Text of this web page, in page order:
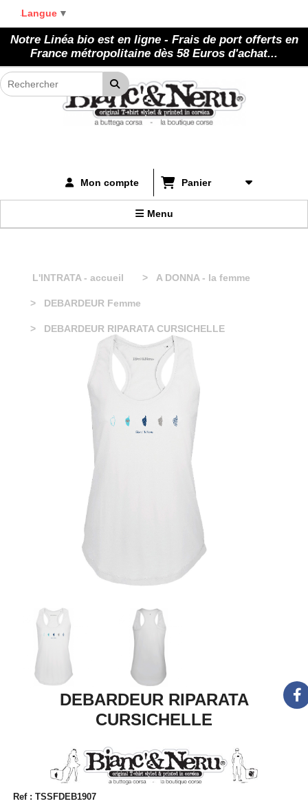
Notre Linéa bio est en ligne - Frais de port offerts en
France métropolitaine dès 58 Euros d'achat...
Mon compte Panier
Menu
L'INTRATA - accueil A DONNA - la femme
DEBARDEUR Femme
DEBARDEUR RIPARATA CURSICHELLE
DEBARDEUR RIPARATA
CURSICHELLE
Ref : TSSFDEB1907
Langue ▼